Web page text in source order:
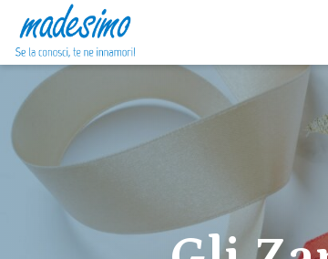
Vai al contenuto